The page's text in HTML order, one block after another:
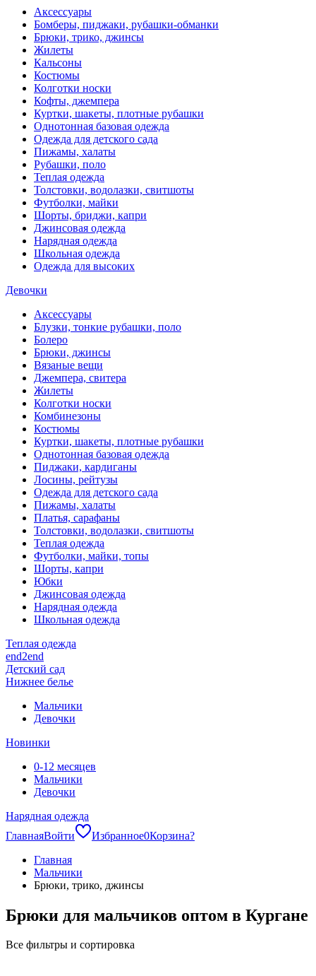
Аксессуары
Бомберы, пиджаки, рубашки-обманки
Брюки, трико, джинсы
Жилеты
Кальсоны
Костюмы
Колготки носки
Кофты, джемпера
Куртки, шакеты, плотные рубашки
Однотонная базовая одежда
Одежда для детского сада
Пижамы, халаты
Рубашки, поло
Теплая одежда
Толстовки, водолазки, свитшоты
Футболки, майки
Шорты, бриджи, капри
Джинсовая одежда
Нарядная одежда
Школьная одежда
Одежда для высоких
Девочки
Аксессуары
Блузки, тонкие рубашки, поло
Болеро
Брюки, джинсы
Вязаные вещи
Джемпера, свитера
Жилеты
Колготки носки
Комбинезоны
Костюмы
Куртки, шакеты, плотные рубашки
Однотонная базовая одежда
Пиджаки, кардиганы
Лосины, рейтузы
Одежда для детского сада
Пижамы, халаты
Платья, сарафаны
Толстовки, водолазки, свитшоты
Теплая одежда
Футболки, майки, топы
Шорты, капри
Юбки
Джинсовая одежда
Нарядная одежда
Школьная одежда
Теплая одежда
end2end
Детский сад
Нижнее белье
Мальчики
Девочки
Новинки
0-12 месяцев
Мальчики
Девочки
Нарядная одежда
ГлавнаяВойти Избранное0Корзина?
Главная
Мальчики
Брюки, трико, джинсы
Брюки для мальчиков оптом в Кургане
Все фильтры и сортировка